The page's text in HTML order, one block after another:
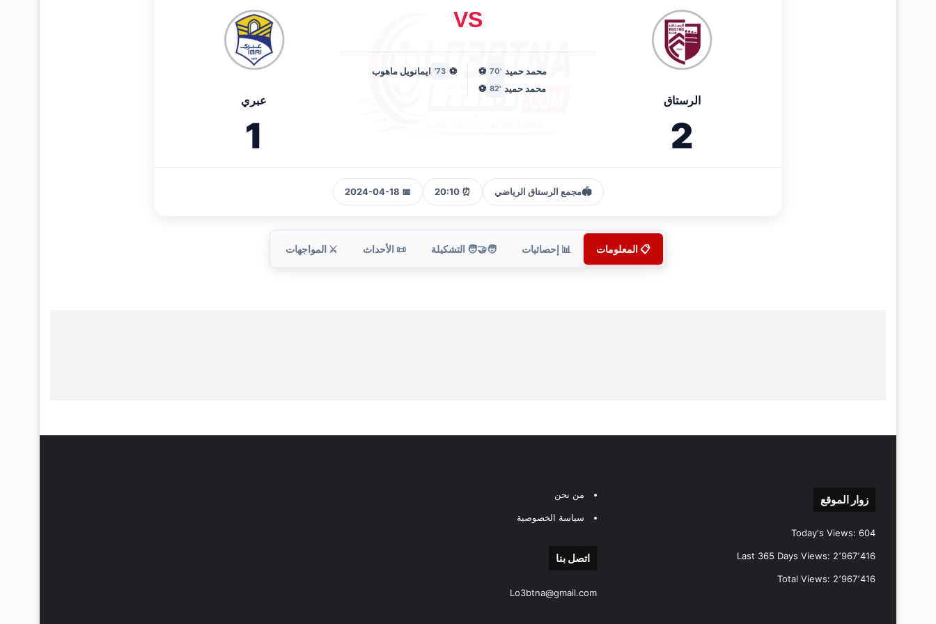
الرستاق
2
VS
محمد حميد '70
⚽
محمد حميد '82
⚽
⚽
73' ايمانويل ماهوب
عبري
1
🏟️مجمع الرستاق الرياضي ⏰ 20:10
📅 2024-04-18
📋 المعلومات 📊 إحصائيات 🧑‍🤝‍🧑 التشكيلة 📜 الأحداث ⚔️ المواجهات
زوار الموقع
Today's Views: 604
Last 365 Days Views: 2٬967٬416
Total Views: 2٬967٬416
من نحن
سياسة الخصوصية
اتصل بنا
Lo3btna@gmail.com